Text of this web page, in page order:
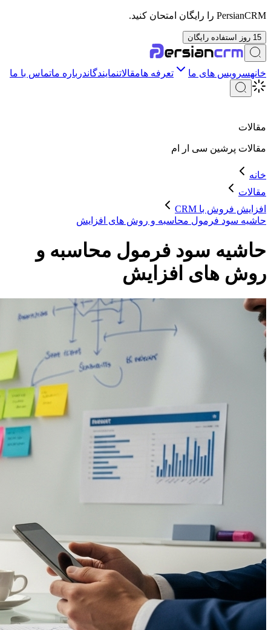
PersianCRM را رایگان امتحان کنید.
15 روز استفاده رایگان
خانهسرویس های ما تعرفه هامقالاتنمایندگاندرباره ماتماس با ما
مقالات
مقالات پرشین سی ار ام
خانه
مقالات
افزایش فروش با CRM
حاشیه سود فرمول محاسبه و روش های افزایش
حاشیه سود فرمول محاسبه و
روش های افزایش